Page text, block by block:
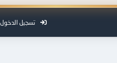
تسجيل الدخول